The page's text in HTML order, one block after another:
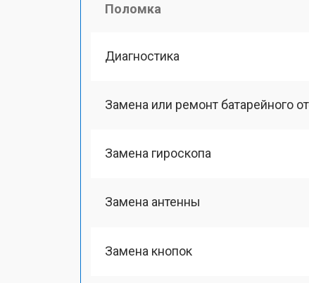
Поломка
Диагностика
Замена или ремонт батарейного
Замена гироскопа
Замена антенны
Замена кнопок